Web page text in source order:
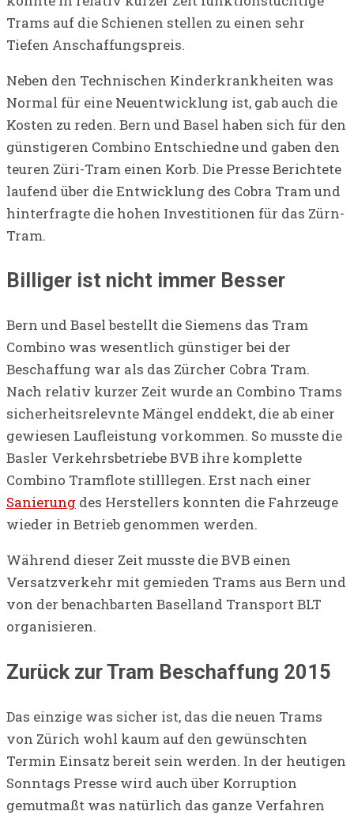
Trams auf die Schienen stellen zu einen sehr
Tiefen Anschaffungspreis.
Neben den Technischen Kinderkrankheiten was
Normal für eine Neuentwicklung ist, gab auch die
Kosten zu reden. Bern und Basel haben sich für den
günstigeren Combino Entschiedne und gaben den
teuren Züri-Tram einen Korb. Die Presse Berichtete
laufend über die Entwicklung des Cobra Tram und
hinterfragte die hohen Investitionen für das Zürn-
Tram.
Billiger ist nicht immer Besser
Bern und Basel bestellt die Siemens das Tram
Combino was wesentlich günstiger bei der
Beschaffung war als das Zürcher Cobra Tram.
Nach relativ kurzer Zeit wurde an Combino Trams
sicherheitsrelevnte Mängel enddekt, die ab einer
gewiesen Laufleistung vorkommen. So musste die
Basler Verkehrsbetriebe BVB ihre komplette
Combino Tramflote stilllegen. Erst nach einer
Sanierung des Herstellers konnten die Fahrzeuge
wieder in Betrieb genommen werden.
Während dieser Zeit musste die BVB einen
Versatzverkehr mit gemieden Trams aus Bern und
von der benachbarten Baselland Transport BLT
organisieren.
Zurück zur Tram Beschaffung 2015
Das einzige was sicher ist, das die neuen Trams
von Zürich wohl kaum auf den gewünschten
Termin Einsatz bereit sein werden. In der heutigen
Sonntags Presse wird auch über Korruption
gemutmaßt was natürlich das ganze Verfahren